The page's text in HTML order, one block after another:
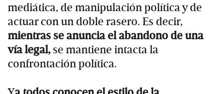
mediática, de manipulación política y de
actuar con un doble rasero. Es decir,
mientras se anuncia el abandono de una
vía legal, se mantiene intacta la
confrontación política.